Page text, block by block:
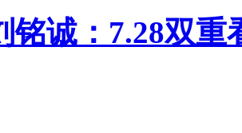
铭诚：7.28双